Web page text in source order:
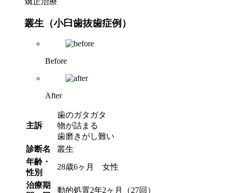
叢生（小臼歯抜歯症例）
Before
After
主訴
歯のガタガタ
物が詰まる
歯磨きがし難い
診断名
叢生
年齢・
性別
28歳6ヶ月 女性
治療期
動的処置2年2ヶ月（27回）